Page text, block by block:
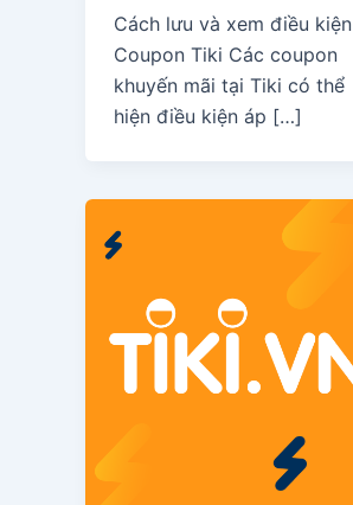
Cách lưu và xem điều kiện
Coupon Tiki Các coupon
khuyến mãi tại Tiki có thể
hiện điều kiện áp […]